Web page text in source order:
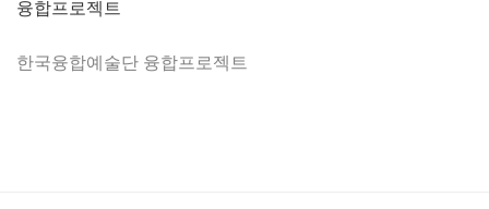
융합프로젝트
한국융합예술단 융합프로젝트